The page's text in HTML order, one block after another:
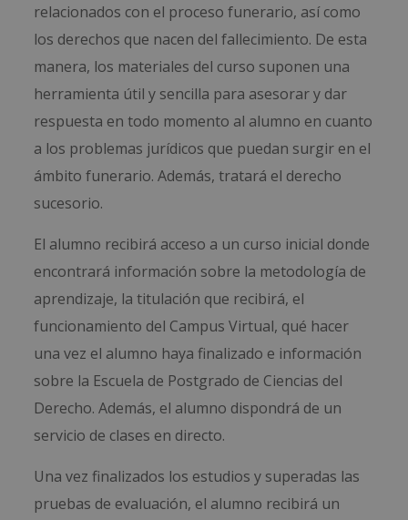
relacionados con el proceso funerario, así como
los derechos que nacen del fallecimiento. De esta
manera, los materiales del curso suponen una
herramienta útil y sencilla para asesorar y dar
respuesta en todo momento al alumno en cuanto
a los problemas jurídicos que puedan surgir en el
ámbito funerario. Además, tratará el derecho
sucesorio.
El alumno recibirá acceso a un curso inicial donde
encontrará información sobre la metodología de
aprendizaje, la titulación que recibirá, el
funcionamiento del Campus Virtual, qué hacer
una vez el alumno haya finalizado e información
sobre la Escuela de Postgrado de Ciencias del
Derecho. Además, el alumno dispondrá de un
servicio de clases en directo.
Una vez finalizados los estudios y superadas las
pruebas de evaluación, el alumno recibirá un